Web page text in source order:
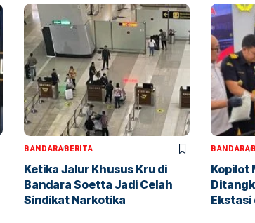
BANDARABERITA
Ketika Jalur Khusus Kru di
Bandara Soetta Jadi Celah
Sindikat Narkotika
BANDARA
Kopilot
Ekstasi